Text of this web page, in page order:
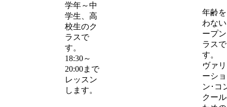
学年～中
学生、高
校生のク
ラスで
す。
18:30～
20:00まで
レッスン
します。
年齢
わな
ープ
ラスで
す。
ヴァ
ーショ
ン･コ
クー